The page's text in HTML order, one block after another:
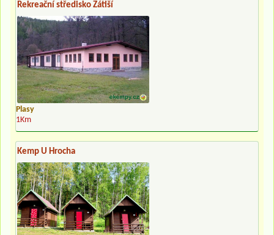
Rekreační středisko Zátiší
Plasy
1Km
Kemp U Hrocha